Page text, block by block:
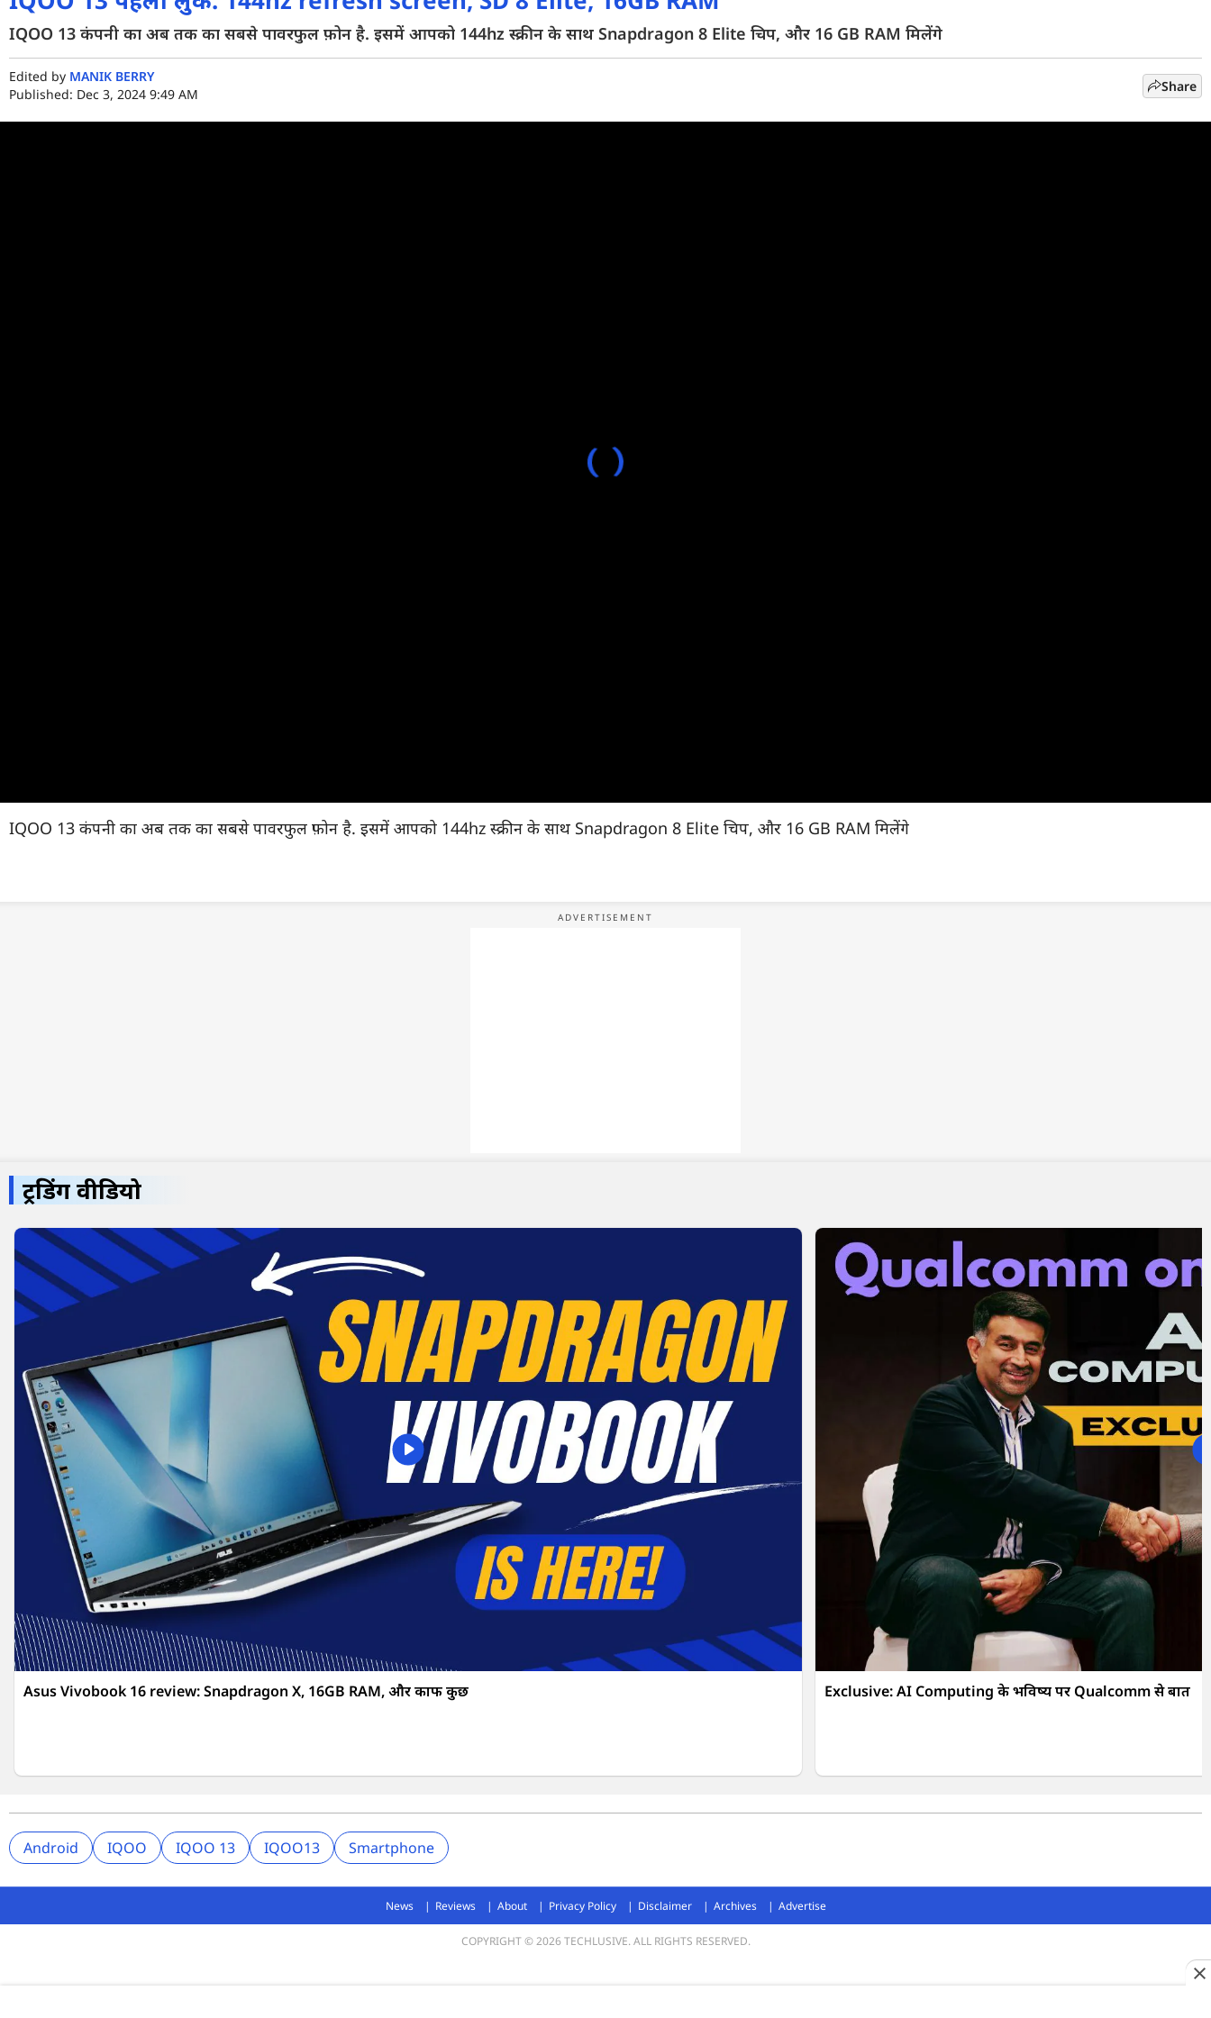
IQOO 13 कंपनी का अब तक का सबसे पावरफुल फ़ोन है. इसमें आपको 144hz स्क्रीन के साथ Snapdragon 8 Elite चिप, और 16 GB RAM मिलेंगे
Edited by MANIK BERRY
Published: Dec 3, 2024 9:49 AM
Share
IQOO 13 कंपनी का अब तक का सबसे पावरफुल फ़ोन है. इसमें आपको 144hz स्क्रीन के साथ Snapdragon 8 Elite चिप, और 16 GB RAM मिलेंगे
ट्रेंडिंग वीडियो
Asus Vivobook 16 review: Snapdragon X, 16GB RAM, और काफी कुछ Exclusive: AI Computing के भविष्य पर Qualcomm से बात
Android IQOO IQOO 13 IQOO13 Smartphone
News Reviews About Privacy Policy Disclaimer Archives Advertise
COPYRIGHT © 2026 TECHLUSIVE. ALL RIGHTS RESERVED.